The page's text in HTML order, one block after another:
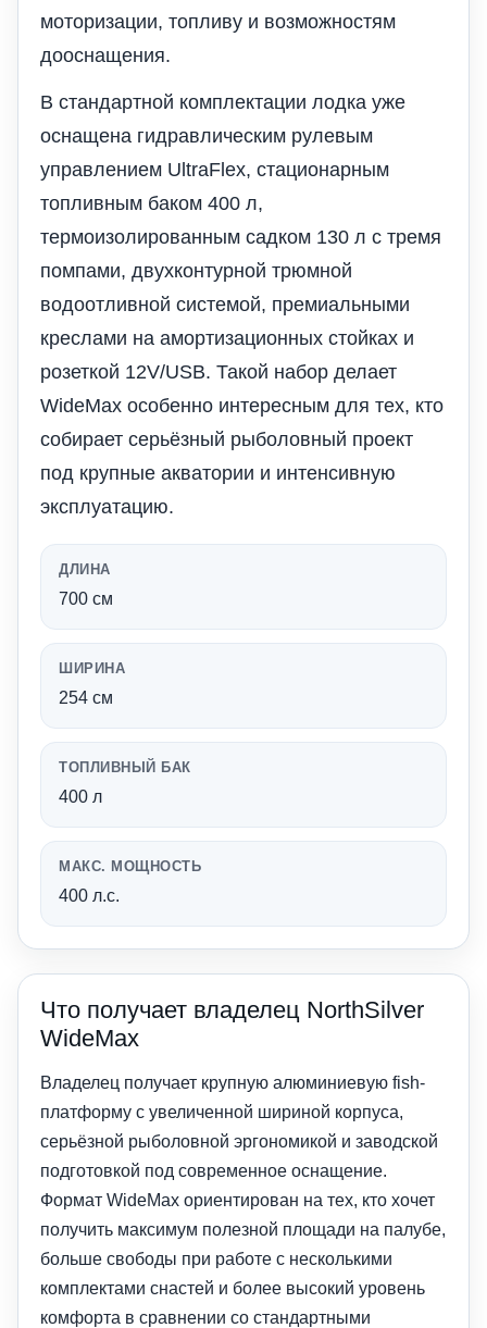
моторизации, топливу и возможностям
дооснащения.
В стандартной комплектации лодка уже
оснащена гидравлическим рулевым
управлением UltraFlex, стационарным
топливным баком 400 л,
термоизолированным садком 130 л с тремя
помпами, двухконтурной трюмной
водоотливной системой, премиальными
креслами на амортизационных стойках и
розеткой 12V/USB. Такой набор делает
WideMax особенно интересным для тех, кто
собирает серьёзный рыболовный проект
под крупные акватории и интенсивную
эксплуатацию.
ДЛИНА
700 см
ШИРИНА
254 см
ТОПЛИВНЫЙ БАК
400 л
МАКС. МОЩНОСТЬ
400 л.с.
Что получает владелец NorthSilver
WideMax
Владелец получает крупную алюминиевую fish-
платформу с увеличенной шириной корпуса,
серьёзной рыболовной эргономикой и заводской
подготовкой под современное оснащение.
Формат WideMax ориентирован на тех, кто хочет
получить максимум полезной площади на палубе,
больше свободы при работе с несколькими
комплектами снастей и более высокий уровень
комфорта в сравнении со стандартными